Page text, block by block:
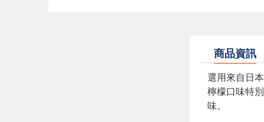
商品資訊
選用來自日
檸檬口味特
味。